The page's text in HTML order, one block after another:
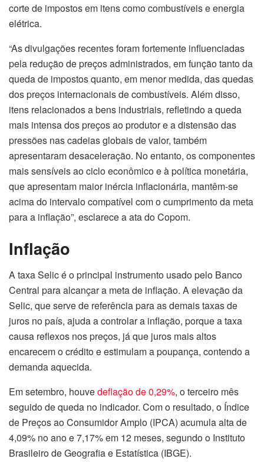
corte de impostos em itens como combustíveis e energia
elétrica.
“As divulgações recentes foram fortemente influenciadas
pela redução de preços administrados, em função tanto da
queda de impostos quanto, em menor medida, das quedas
dos preços internacionais de combustíveis. Além disso,
itens relacionados a bens industriais, refletindo a queda
mais intensa dos preços ao produtor e a distensão das
pressões nas cadeias globais de valor, também
apresentaram desaceleração. No entanto, os componentes
mais sensíveis ao ciclo econômico e à política monetária,
que apresentam maior inércia inflacionária, mantêm-se
acima do intervalo compatível com o cumprimento da meta
para a inflação”, esclarece a ata do Copom.
Inflação
A taxa Selic é o principal instrumento usado pelo Banco
Central para alcançar a meta de inflação. A elevação da
Selic, que serve de referência para as demais taxas de
juros no país, ajuda a controlar a inflação, porque a taxa
causa reflexos nos preços, já que juros mais altos
encarecem o crédito e estimulam a poupança, contendo a
demanda aquecida.
Em setembro, houvedeflação de 0,29%, o terceiro mês
seguido de queda no indicador. Com o resultado, o Índice
de Preços ao Consumidor Amplo (IPCA) acumula alta de
4,09% no ano e 7,17% em 12 meses, segundo o Instituto
Brasileiro de Geografia e Estatística (IBGE).